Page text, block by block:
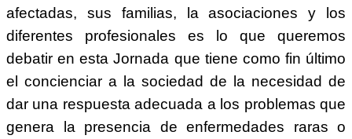
afectadas, sus familias, la asociaciones y los
diferentes profesionales es lo que queremos
debatir en esta Jornada que tiene como fin último
el concienciar a la sociedad de la necesidad de
dar una respuesta adecuada a los problemas que
genera la presencia de enfermedades raras o